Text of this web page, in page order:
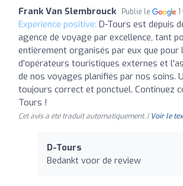
Frank Van Slembrouck Publié le
Expérience positive: D-Tours est depuis
agence de voyage par excellence, tant
entièrement organisés par eux que pour
d'opérateurs touristiques externes et
de nos voyages planifiés par nos soins.
toujours correct et ponctuel. Continuez
Tours !
Cet avis a été traduit automatiquement. | Voir le
D-Tours
Bedankt voor de review